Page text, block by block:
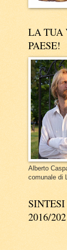
LA TUA
PAESE!
Alberto
comunale di
2016/